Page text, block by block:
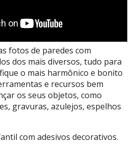
fotos de paredes com
dos mais diversos, tudo para
o mais harmônico e bonito
e recursos bem
os seus objetos, como
gravuras, azulejos, espelhos
com adesivos decorativos.